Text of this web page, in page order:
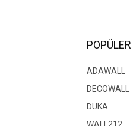
ADAWALL
DECOWALL
DUKA